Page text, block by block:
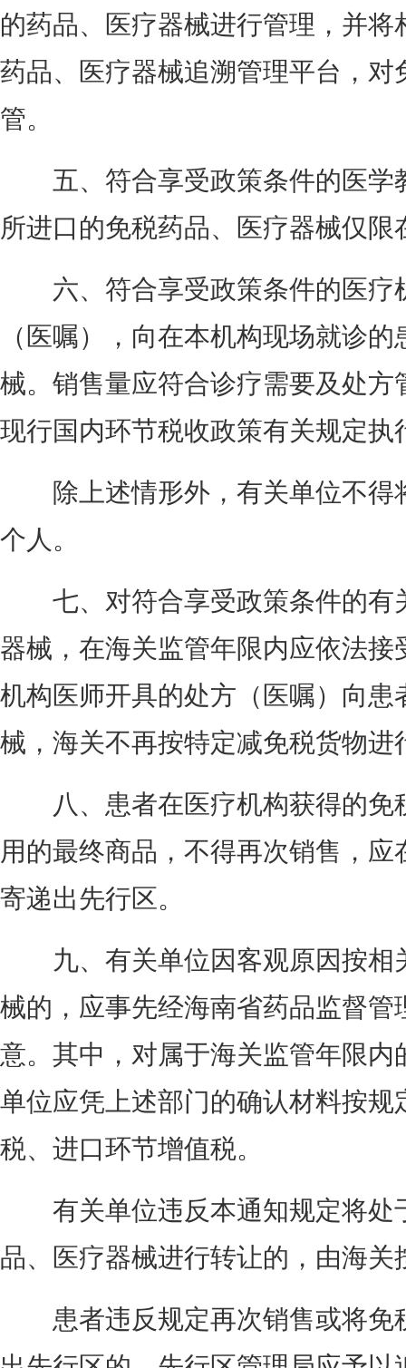
的药品、医疗器械进行管理，并
药品、医疗器械追溯管理平台，
管。
五、符合享受政策条件的医学
所进口的免税药品、医疗器械仅
六、符合享受政策条件的医疗
（医嘱），向在本机构现场就诊
械。销售量应符合诊疗需要及处
现行国内环节税收政策有关规定
除上述情形外，有关单位不得
个人。
七、对符合享受政策条件的有
器械，在海关监管年限内应依法
机构医师开具的处方（医嘱）向
械，海关不再按特定减免税货物
八、患者在医疗机构获得的免
用的最终商品，不得再次销售，
寄递出先行区。
九、有关单位因客观原因按相
械的，应事先经海南省药品监督
意。其中，对属于海关监管年限
单位应凭上述部门的确认材料按
税、进口环节增值税。
有关单位违反本通知规定将处
品、医疗器械进行转让的，由海
患者违反规定再次销售或将免